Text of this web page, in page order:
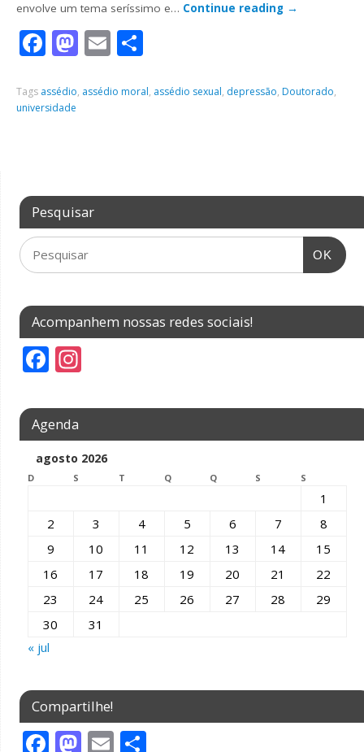
envolve um tema seríssimo e… Continue reading →
Facebook
Mastodon
Email
Tags assédio, assédio moral, assédio sexual, depressão, Doutorado,
universidade
Pesquisar
OK
Acompanhem nossas redes sociais!
F
e
b
o
k
In
a
gr
a
Agenda
agosto 2026
D S T Q Q S S
1
2
3 4 5 6 7
8
9
10 11 12 13 14
15
16
17 18 19 20 21
22
23
24 25 26 27 28
29
30
31
« jul
Compartilhe!
F M E S